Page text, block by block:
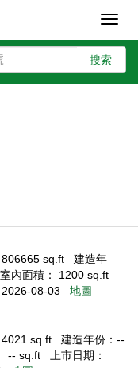
搜索
sq.ft
建造年
室內面積： 1200 sq.ft
2026-08-03
地圖
sq.ft
建造年份：--
-- sq.ft
上市日期：